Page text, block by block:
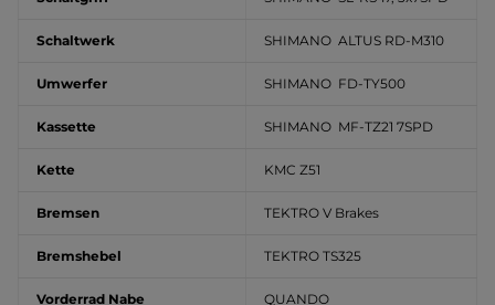
Schaltwerk SHIMANO ALTUS RD-M310
Umwerfer SHIMANO FD-TY500
Kassette SHIMANO MF-TZ21 7SPD
Kette KMC Z51
Bremsen TEKTRO V Brakes
Bremshebel TEKTRO TS325
Vorderrad Nabe QUANDO